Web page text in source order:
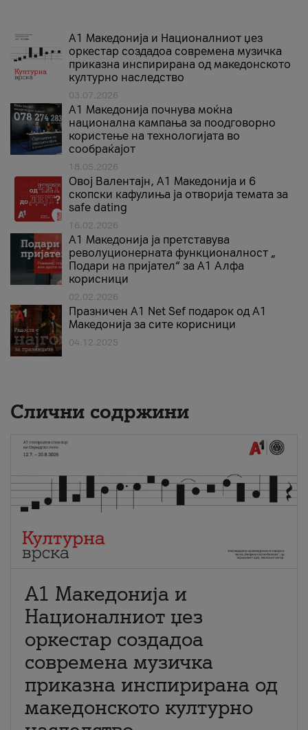
А1 Македонија и Националниот џез
оркестар создадоа современа музичка
приказна инспирирана од македонското
културно наследство
03.07.2026
A1 Македонија почнува моќна
национална кампања за поодговорно
користење на технологијата во
сообраќајот
18.05.2026
Овој Валентајн, A1 Македонија и 6
скопски кафулиња ја отворија темата за
safe dating
16.02.2026
А1 Македонија ја претставува
револуционерната функционалност „
Подари на пријател“ за А1 Алфа
корисници
02.02.2026
Празничен A1 Net Sеf подарок од А1
Македонија за сите корисници
04.12.2025
Слични содржини
А1 Македонија и
Националниот џез
оркестар создадоа
современа музичка
приказна инспирирана од
македонското културно